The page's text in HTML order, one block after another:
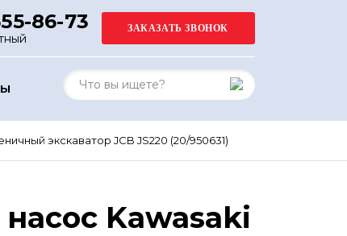
86-73
экскаватор JCB JS220 (20/950631)
Kawasaki